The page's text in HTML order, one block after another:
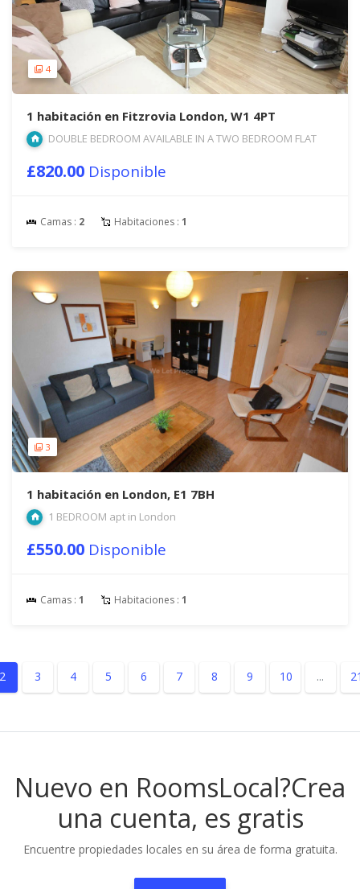
4
1 habitación en Fitzrovia London, W1 4PT
DOUBLE BEDROOM AVAILABLE IN A TWO BEDROOM FLAT
£820.00 Disponible
Camas : 2 Habitaciones : 1
3
1 habitación en London, E1 7BH
1 BEDROOM apt in London
£550.00 Disponible
Camas : 1 Habitaciones : 1
3 4 5 6 7 8 9 10 ...
Nuevo en RoomsLocal?Crea
una cuenta, es gratis
Encuentre propiedades locales en su área de forma gratuita.